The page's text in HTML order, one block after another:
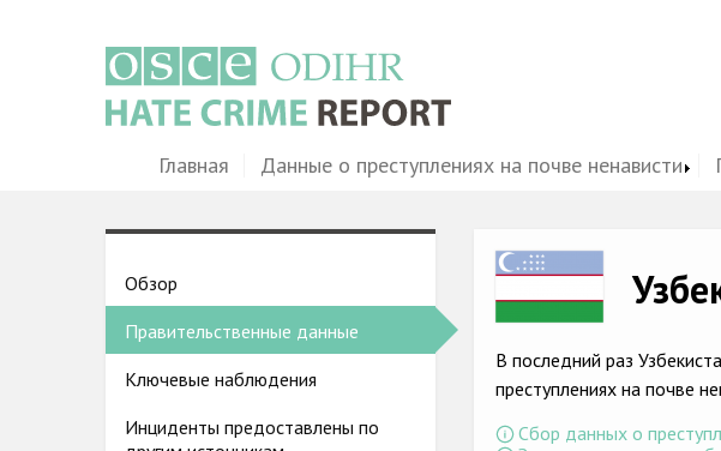
MainГлавная Данные о преступлениях на почве ненависти
Country
pages
menu
Обзор
Правительственные данные
Ключевые наблюдения
Инциденты предоставлены по
Image
В последний раз
преступлениях на почве
Сбор данных о